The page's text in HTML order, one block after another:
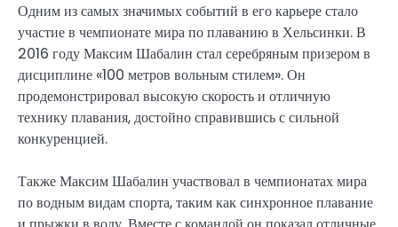
Одним из самых значимых событий в его карьере стало
участие в чемпионате мира по плаванию в Хельсинки. В
2016 году Максим Шабалин стал серебряным призером в
дисциплине «100 метров вольным стилем». Он
продемонстрировал высокую скорость и отличную
технику плавания, достойно справившись с сильной
конкуренцией.
Также Максим Шабалин участвовал в чемпионатах мира
по водным видам спорта, таким как синхронное плавание